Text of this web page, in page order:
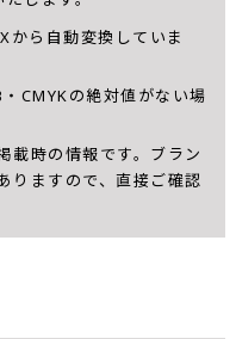
から自動変換していま
CMYKの絶対値がない場
載時の情報です。ブラン
りますので、直接ご確認